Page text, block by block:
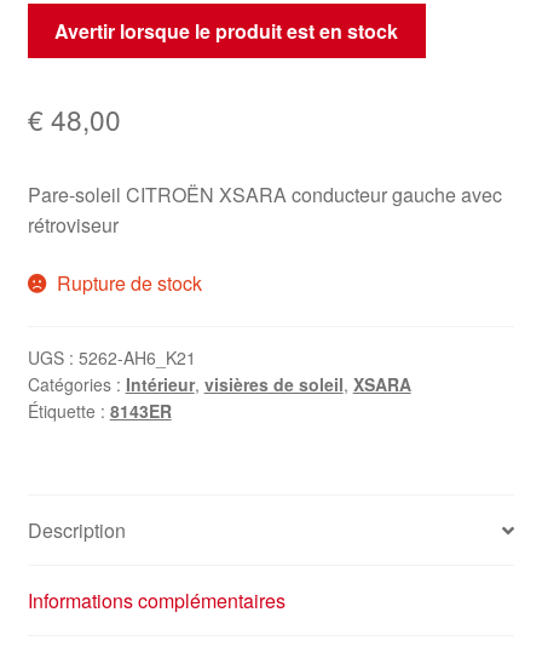
Avertir lorsque le produit est en stock
€ 48,00
Pare-soleil CITROËN XSARA conducteur gauche avec
rétroviseur
Rupture de stock
UGS : 5262-AH6_K21
Catégories : Intérieur, visières de soleil, XSARA
Étiquette : 8143ER
Description
Informations complémentaires